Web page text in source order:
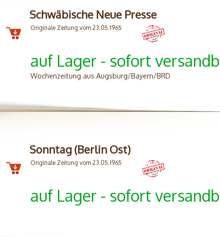
Schwäbische Neue Presse
Originale Zeitung vom 23.05.1965
auf Lager - sofort
Wochenzeitung aus Augsburg/Bayern/BRD
Sonntag (Berlin Ost)
Originale Zeitung vom 23.05.1965
auf Lager - sofort